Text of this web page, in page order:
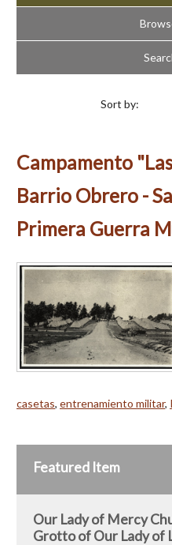
Sort by:
Campamento
Barrio Obrero -
Primera Guerra
casetas, entrenamiento militar,
Featured Item
Our Lady of Mercy
Grotto of Our Lady of